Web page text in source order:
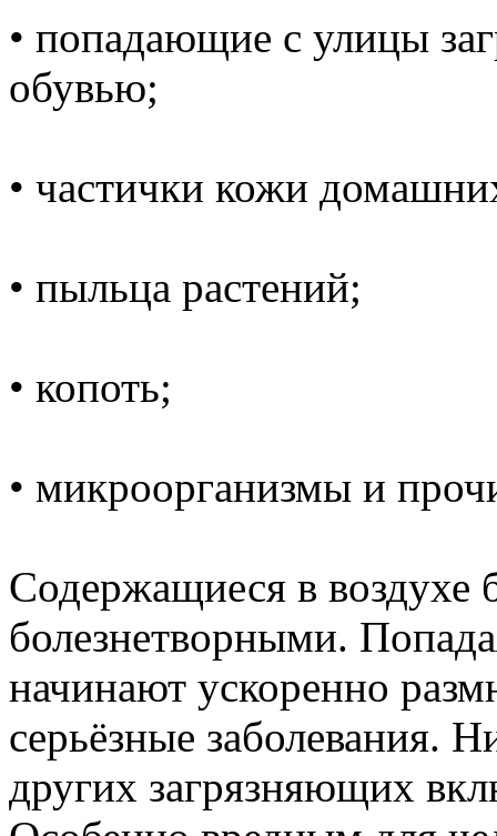
• попадающие с улицы
обувью;
• частички кожи
• пыльца растений;
• копоть;
• микроорганизмы и
Содержащиеся в воздухе
болезнетворными.
начинают ускоренно
серьёзные заболевания.
других загрязняющих